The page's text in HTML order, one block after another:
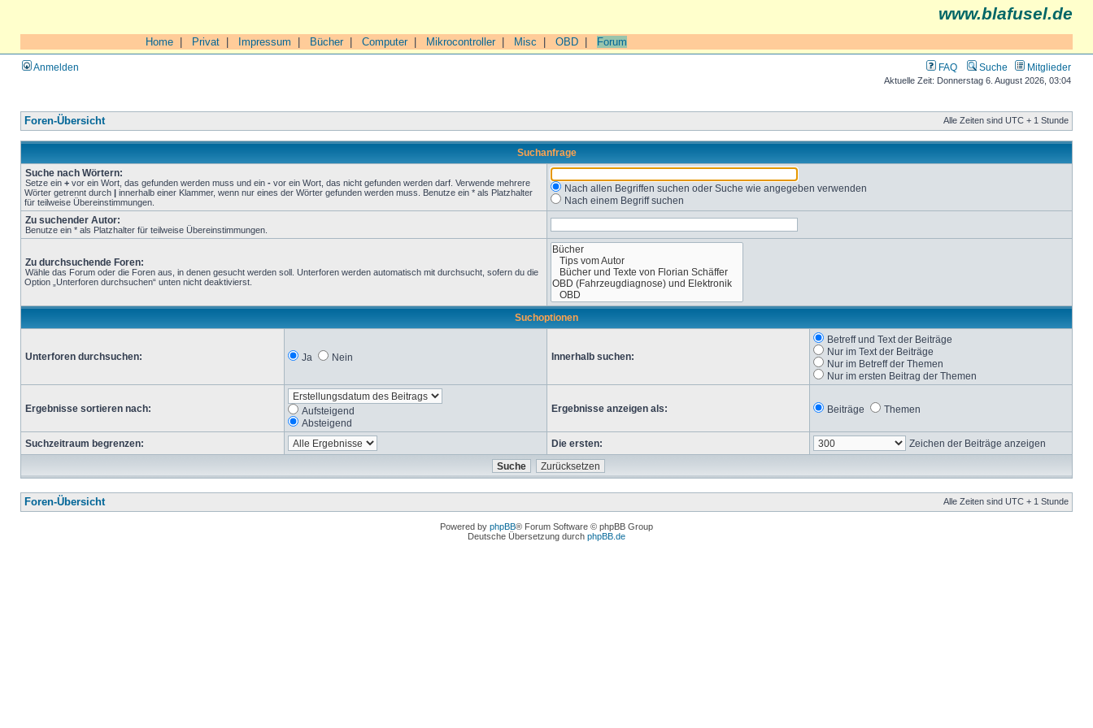
www.blafusel.de
Home Privat Impressum Bücher| Computer| Mikrocontroller| Misc OBD Forum
Anmelden FAQ Suche Mitglieder
Aktuelle Zeit: Donnerstag 6. August 2026, 03:04
Foren-Übersicht Alle Zeiten sind UTC + 1 Stunde
Suchanfrage
Suche nach Wörtern:
Setze ein + vor ein Wort, das gefunden werden muss und ein - vor ein Wort, das nicht gefunden werden darf. Verwende mehrere
Wörter getrennt durch | innerhalb einer Klammer, wenn nur eines der Wörter gefunden werden muss. Benutze ein * als Platzhalter
für teilweise Übereinstimmungen.
Nach allen Begriffen suchen oder Suche wie angegeben verwenden
Nach einem Begriff suchen
Zu suchender Autor:
Benutze ein * als Platzhalter für teilweise Übereinstimmungen.
Zu durchsuchende Foren:
Wähle das Forum oder die Foren aus, in denen gesucht werden soll. Unterforen werden automatisch mit durchsucht, sofern du die
Option „Unterforen durchsuchen“ unten nicht deaktivierst.
Suchoptionen
Unterforen durchsuchen: Ja Nein Innerhalb suchen:
Betreff und Text der Beiträge
Nur im Text der Beiträge
Nur im Betreff der Themen
Nur im ersten Beitrag der Themen
Ergebnisse sortieren nach:
Aufsteigend
Absteigend
Ergebnisse anzeigen als: Beiträge Themen
Suchzeitraum begrenzen: Die ersten: Zeichen der Beiträge anzeigen
Foren-Übersicht Alle Zeiten sind UTC + 1 Stunde
Powered by phpBB® Forum Software © phpBB Group
Deutsche Übersetzung durch phpBB.de